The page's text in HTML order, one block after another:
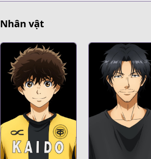
https://www.mangaupdates.com/
Book☆Walker
Official Site
Official Site
https://bigcomics.jp/episodes/
Official Site
Official Site
https://bigcomicbros.net/work/6196/
Nhân vật